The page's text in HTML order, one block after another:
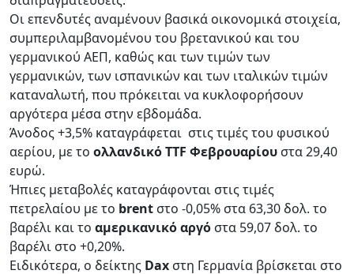
Οι επενδυτές αναμένουν βασικά οικονομικά στοιχεία,
συμπεριλαμβανομένου του βρετανικού και του
γερμανικού ΑΕΠ, καθώς και των τιμών των
γερμανικών, των ισπανικών και των ιταλικών τιμών
καταναλωτή, που πρόκειται να κυκλοφορήσουν
αργότερα μέσα στην εβδομάδα.
Άνοδος +3,5% καταγράφεται στις τιμές του φυσικού
αερίου, με το ολλανδικό TTF Φεβρουαρίου στα 29,40
ευρώ.
Ήπιες μεταβολές καταγράφονται στις τιμές
πετρελαίου με το brent στο -0,05% στα 63,30 δολ. το
βαρέλι και το αμερικανικό αργό στα 59,07 δολ. το
βαρέλι στο +0,20%.
Ειδικότερα, ο δείκτης Dax στη Γερμανία βρίσκεται στο